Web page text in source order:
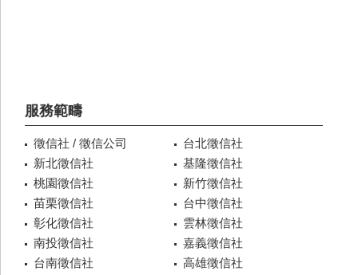
服務範疇
徵信社 / 徵信公司
台北徵信社
新北徵信社
基隆徵信社
桃園徵信社
新竹徵信社
苗栗徵信社
台中徵信社
彰化徵信社
雲林徵信社
南投徵信社
嘉義徵信社
台南徵信社
高雄徵信社